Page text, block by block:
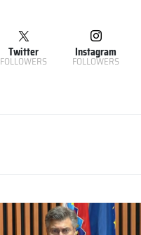
Twitter
FOLLOWERS
Instagram
FOLLOWERS